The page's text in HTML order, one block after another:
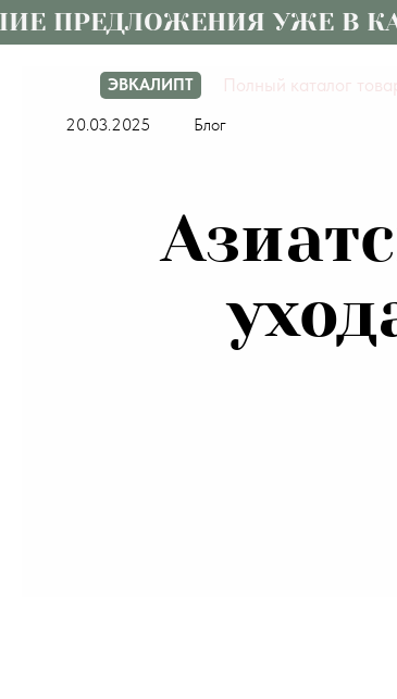
УЖЕ В
ЭВКАЛИПТ Полный каталог
20.03.2025 Блог